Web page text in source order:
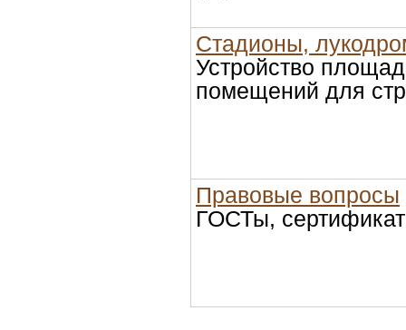
Стадионы,
Устройство
помещений для
Правовые вопросы
ГОСТы,